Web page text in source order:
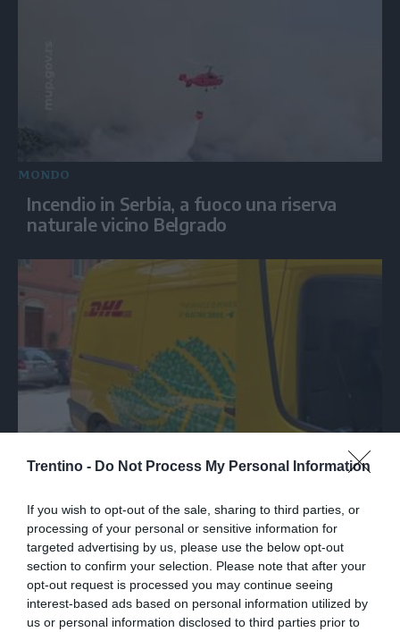
Trentino - Do Not Process My Personal Information
If you wish to opt-out of the sale, sharing to third parties, or
processing of your personal or sensitive information for
targeted advertising by us, please use the below opt-out
section to confirm your selection. Please note that after your
opt-out request is processed you may continue seeing
interest-based ads based on personal information utilized by
us or personal information disclosed to third parties prior to
MONDO
Incendio in Serbia, a fuoco una riserva
naturale vicino Belgrado
volume nella strada dove abitava